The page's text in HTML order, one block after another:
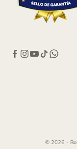
© 2026 -